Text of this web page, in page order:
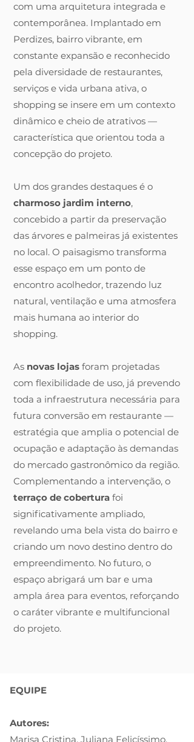
com uma arquitetura integrada e
contemporânea. Implantado em
Perdizes, bairro vibrante, em
constante expansão e reconhecido
pela diversidade de restaurantes,
serviços e vida urbana ativa, o
shopping se insere em um contexto
dinâmico e cheio de atrativos —
característica que orientou toda a
concepção do projeto.
Um dos grandes destaques é o
charmoso jardim interno,
concebido a partir da preservação
das árvores e palmeiras já existentes
no local. O paisagismo transforma
esse espaço em um ponto de
encontro acolhedor, trazendo luz
natural, ventilação e uma atmosfera
mais humana ao interior do
shopping.
As novas lojas foram projetadas
com flexibilidade de uso, já prevendo
toda a infraestrutura necessária para
futura conversão em restaurante —
estratégia que amplia o potencial de
ocupação e adaptação às demandas
do mercado gastronômico da região.
Complementando a intervenção, o
terraço de cobertura foi
significativamente ampliado,
revelando uma bela vista do bairro e
criando um novo destino dentro do
empreendimento. No futuro, o
espaço abrigará um bar e uma
ampla área para eventos, reforçando
o caráter vibrante e multifuncional
do projeto.
EQUIPE
Autores:
Marisa Cristina, Juliana Felicíssimo,